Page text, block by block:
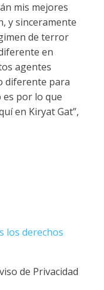
mis mejores
y sinceramente
de terror
en
agentes
diferente para
es por lo que
en Kiryat Gat”,
los derechos
de Privacidad